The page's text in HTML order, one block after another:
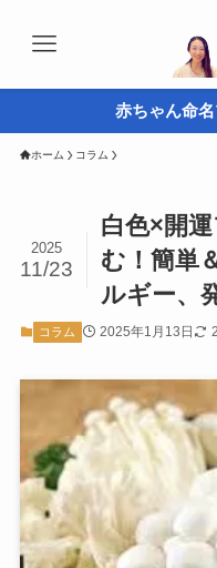
赤ちゃん命
ホーム コラム
白色×開
む！簡単
ルギー、
2025
11/23
コラム 2025年1月13日